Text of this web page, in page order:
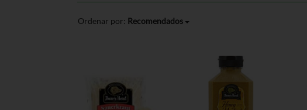
Ordenar por: Recomendados